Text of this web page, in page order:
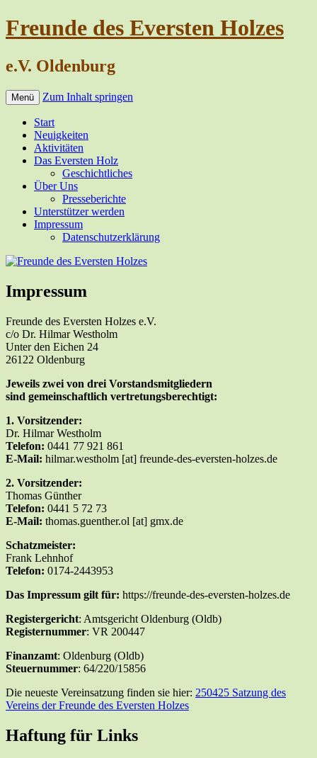
Freunde des Eversten Holzes
e.V. Oldenburg
Menü Zum Inhalt springen
Start
Neuigkeiten
Aktivitäten
Das Eversten Holz
Geschichtliches
Über Uns
Presseberichte
Unterstützer werden
Impressum
Datenschutzerklärung
Impressum
Freunde des Eversten Holzes e.V.
c/o Dr. Hilmar Westholm
Unter den Eichen 24
26122 Oldenburg
Jeweils zwei von drei Vorstandsmitgliedern
sind gemeinschaftlich vertretungsberechtigt:
1. Vorsitzender:
Dr. Hilmar Westholm
Telefon: 0441 77 921 861
E-Mail: hilmar.westholm [at] freunde-des-eversten-holzes.de
2. Vorsitzender:
Thomas Günther
Telefon: 0441 5 72 73
E-Mail: thomas.guenther.ol [at] gmx.de
Schatzmeister:
Frank Lehnhof
Telefon: 0174-2443953
Das Impressum gilt für: https://freunde-des-eversten-holzes.de
Registergericht: Amtsgericht Oldenburg (Oldb)
Registernummer: VR 200447
Finanzamt: Oldenburg (Oldb)
Steuernummer: 64/220/15856
Die neueste Vereinsatzung finden sie hier: 250425 Satzung des
Vereins der Freunde des Eversten Holzes
Haftung für Links